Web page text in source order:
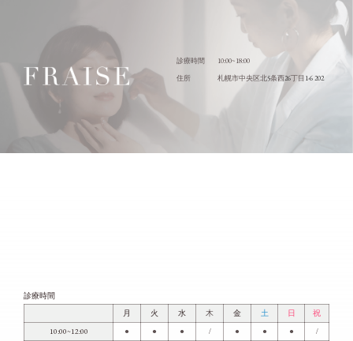
診療時間 10:00~18:00
住所 札幌市中央区北5条西26丁目 1-6 202
診療時間
月
火 水 木 金 土 日 祝
10:00~12:00 ● ● ● / ● ● ● /